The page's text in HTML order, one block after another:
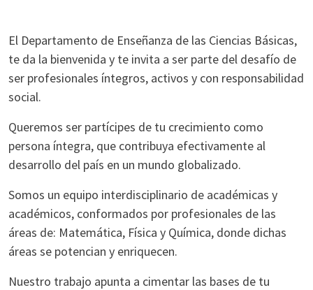
El Departamento de Enseñanza de las Ciencias Básicas,
te da la bienvenida y te invita a ser parte del desafío de
ser profesionales íntegros, activos y con responsabilidad
social.
Queremos ser partícipes de tu crecimiento como
persona íntegra, que contribuya efectivamente al
desarrollo del país en un mundo globalizado.
Somos un equipo interdisciplinario de académicas y
académicos, conformados por profesionales de las
áreas de: Matemática, Física y Química, donde dichas
áreas se potencian y enriquecen.
Nuestro trabajo apunta a cimentar las bases de tu